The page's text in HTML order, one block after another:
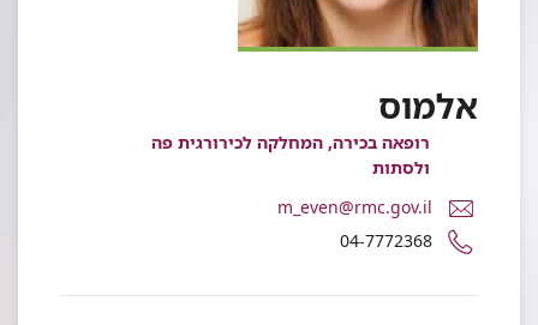
אלמוס
רופאה בכירה, המחלקה לכירורגית פה
ולסתות
דואר
אלקטרוני
ד"ר
אלמוס
m_even@rmc.gov.il
מספר
טלפון
04-7772368